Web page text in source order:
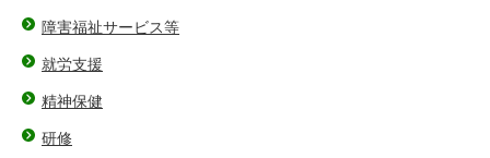
障害福祉サービス等
就労支援
精神保健
研修